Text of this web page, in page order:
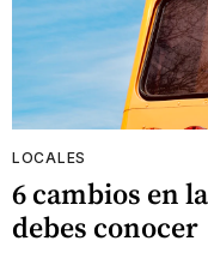
LOCALES
6 cambios en
debes conocer